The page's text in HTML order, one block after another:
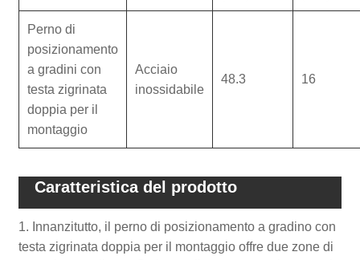
Perno di
posizionamento
a gradini con
testa zigrinata
doppia per il
montaggio
Acciaio
inossidabile
48.3 16
Caratteristica del prodotto
1. Innanzitutto, il perno di posizionamento a gradino con
testa zigrinata doppia per il montaggio offre due zone di